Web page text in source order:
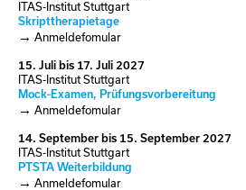
ITAS-Institut Stuttgart
Skripttherapietage
Anmeldefomular
15. Juli bis 17. Juli 2027
ITAS-Institut Stuttgart
Mock-Examen, Prüfungsvorbereitung
Anmeldefomular
14. September bis 15. September 2027
ITAS-Institut Stuttgart
PTSTA Weiterbildung
Anmeldefomular